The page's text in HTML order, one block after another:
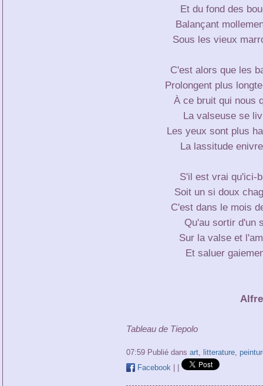
Et du fond des
Balançant
Sous les vieux
C'est alors que les
Prolongent plus
À ce bruit qui nous
La valseuse se
Les yeux sont plus
La lassitude
S'il est vrai qu'ici-
Soit un si doux
C'est dans le mois
Qu'au sortir d'un
Sur la valse et
Et saluer
Tableau de Tiepolo
07:59 Publié dans art, litterature,
Facebook | |